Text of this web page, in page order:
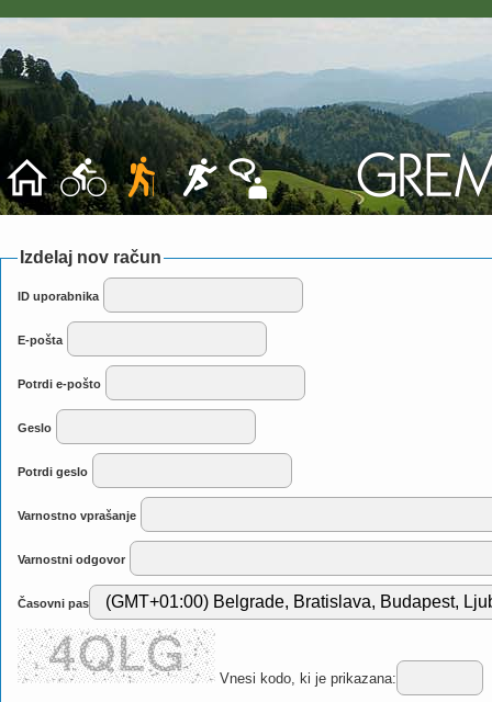
Izdelaj nov račun
ID uporabnika
E-pošta
Potrdi e-pošto
Geslo
Potrdi geslo
Varnostno vprašanje
Varnostni odgovor
Časovni pas
Vnesi kodo, ki je prikazana: